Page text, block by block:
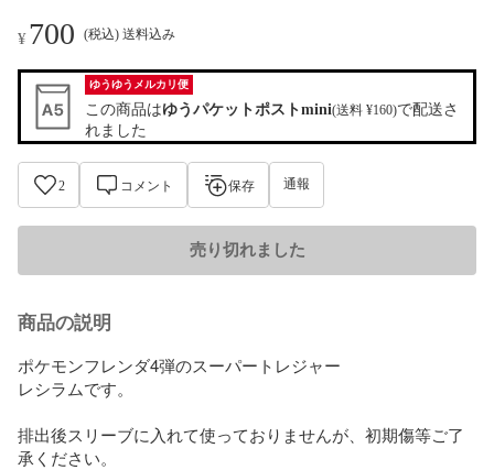
¥700 (税込) 送料込み
ゆうゆうメルカリ便
この商品はゆうパケットポストmini(送料 ¥160)で配送さ
れました
2 コメント 保存 通報
売り切れました
商品の説明
ポケモンフレンダ4弾のスーパートレジャー
レシラムです。
排出後スリーブに入れて使っておりませんが、初期傷等ご了
承ください。